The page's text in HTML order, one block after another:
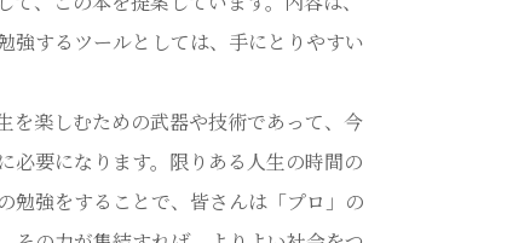
強するツールとしては、手にとりやすい
を楽しむための武器や技術であって、今
必要になります。限りある人生の時間の
勉強をすることで、皆さんは「プロ」の